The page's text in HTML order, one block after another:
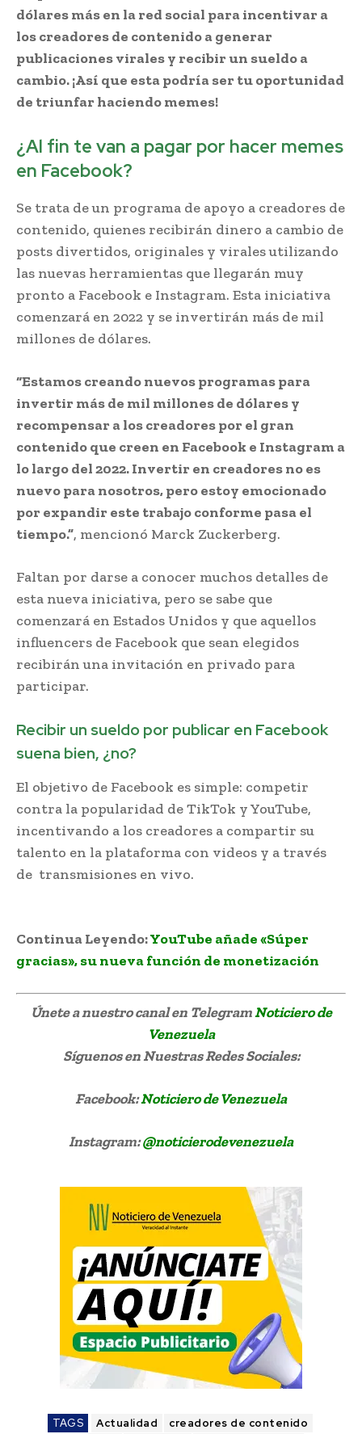
dólares más en la red social para incentivar a
los creadores de contenido a generar
publicaciones virales y recibir un sueldo a
cambio. ¡Así que esta podría ser tu oportunidad
de triunfar haciendo memes!
¿Al fin te van a pagar por hacer memes
en Facebook?
Se trata de un programa de apoyo a creadores de
contenido, quienes recibirán dinero a cambio de
posts divertidos, originales y virales utilizando
las nuevas herramientas que llegarán muy
pronto a Facebook e Instagram. Esta iniciativa
comenzará en 2022 y se invertirán más de mil
millones de dólares.
“Estamos creando nuevos programas para
invertir más de mil millones de dólares y
recompensar a los creadores por el gran
contenido que creen en Facebook e Instagram a
lo largo del 2022. Invertir en creadores no es
nuevo para nosotros, pero estoy emocionado
por expandir este trabajo conforme pasa el
tiempo.”, mencionó Marck Zuckerberg.
Faltan por darse a conocer muchos detalles de
esta nueva iniciativa, pero se sabe que
comenzará en Estados Unidos y que aquellos
influencers de Facebook que sean elegidos
recibirán una invitación en privado para
participar.
Recibir un sueldo por publicar en Facebook
suena bien, ¿no?
El objetivo de Facebook es simple: competir
contra la popularidad de TikTok y YouTube,
incentivando a los creadores a compartir su
talento en la plataforma con videos y a través
de transmisiones en vivo.
Continua Leyendo:YouTube añade «Súper
gracias», su nueva función de monetización
Únete a nuestro canal en TelegramNoticiero de
Venezuela
Síguenosen Nuestras Redes Sociales:
Facebook:Noticiero de Venezuela
Instagram:@noticierodevenezuela
TAGS Actualidad creadores de contenido